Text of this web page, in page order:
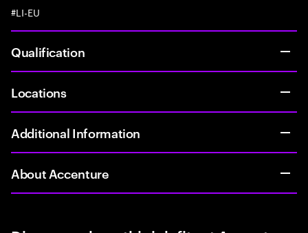
#LI-EU
Qualification
Locations
Additional Information
About Accenture